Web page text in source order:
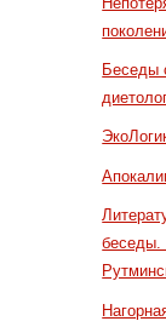
Беседы
беседы.